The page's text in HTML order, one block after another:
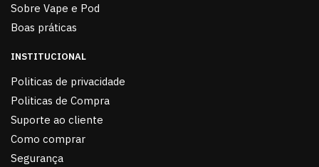
Sobre Vape e Pod
Boas práticas
INSTITUCIONAL
Politicas de privacidade
Politicas de Compra
Suporte ao cliente
Como comprar
Segurança